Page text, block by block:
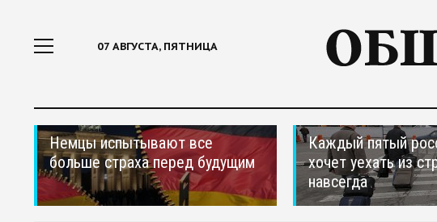
07 АВГУСТА, ПЯТНИЦА
Немцы испытывают все
больше страха перед будущим
Каждый пятый
хочет уехать из
навсегда